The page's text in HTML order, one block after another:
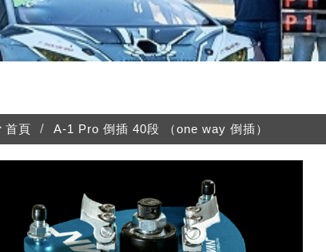
首頁 A-1 Pro 倒插 40段 （one way 倒插）